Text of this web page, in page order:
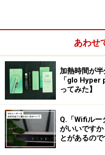
無線LAN対応機器
Pocket WiFiは、無線LAN
きるイー・モバイル対応
になるとどのようなメリ
リ「無線LAN対応のどん
あわせ
加熱時間が
「glo Hyper
ってみた】
Q.「Wifiルー
がいいです
とがあるの